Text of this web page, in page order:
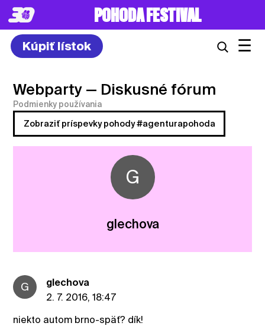
POHODA FESTIVAL
Kúpiť lístok ☰
Webparty — Diskusné fórum
Podmienky používania
Zobraziť príspevky pohody #agenturapohoda
G
glechova
G
glechova
2. 7. 2016, 18:47
niekto autom brno-späť? dík!